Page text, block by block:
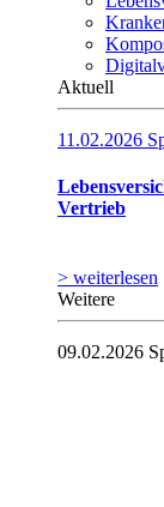
Aktuell
11.02.2026
Vertrieb
> weiterlesen
Weitere
09.02.2026